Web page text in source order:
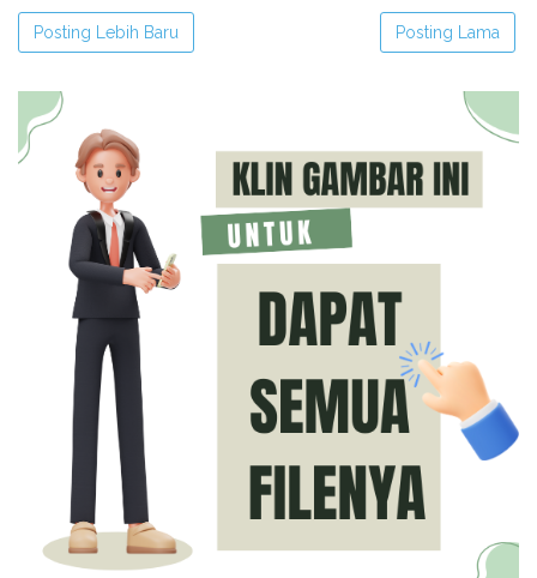
Posting Lebih Baru Posting Lama